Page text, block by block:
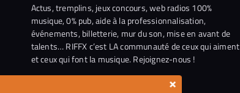
Actus, tremplins, jeux concours, web radios 100%
musique, 0% pub, aide à la professionnalisation,
événements, billetterie, mur du son, mise en avant de
talents… RIFFX c’est LA communauté de ceux qui aiment
et ceux qui font la musique. Rejoignez-nous !
×